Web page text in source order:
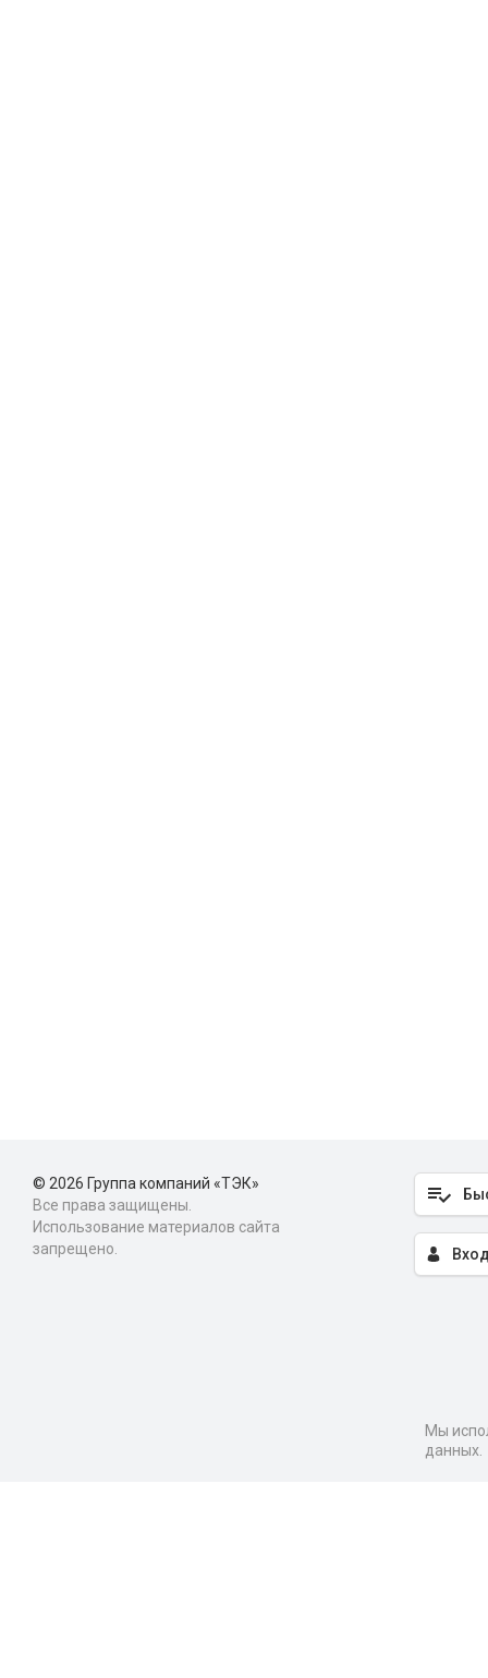
© 2026 Группа компаний «ТЭК»
Все права защищены.
Использование материалов сайта
запрещено.
Мы
данных.